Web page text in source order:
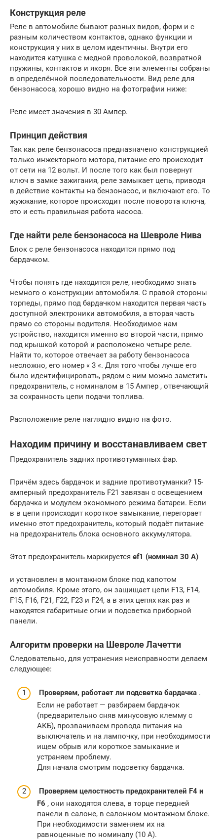
Конструкция реле
Реле в автомобиле бывают разных видов, форм и с
разным количеством контактов, однако функции и
конструкция у них в целом идентичны. Внутри его
находится катушка с медной проволокой, возвратной
пружины, контактов и якоря. Все эти элементы собраны
в определённой последовательности. Вид реле для
бензонасоса, хорошо видно на фотографии ниже:
Реле имеет значения в 30 Ампер.
Принцип действия
Так как реле бензонасоса предназначено конструкцией
только инжекторного мотора, питание его происходит
от сети на 12 вольт. И после того как был повернут
ключ в замке зажигания, реле замыкает цепь, приводя
в действие контакты на бензонасос, и включают его. То
жужжание, которое происходит после поворота ключа,
это и есть правильная работа насоса.
Где найти реле бензонасоса на Шевроле Нива
Блок с реле бензонасоса находится прямо под
бардачком.
Чтобы понять где находится реле, необходимо знать
немного о конструкции автомобиля. С правой стороны
торпеды, прямо под бардачком находится первая часть
доступной электроники автомобиля, а вторая часть
прямо со стороны водителя. Необходимое нам
устройство, находится именно во второй части, прямо
под крышкой которой и расположено четыре реле.
Найти то, которое отвечает за работу бензонасоса
несложно, его номер « 3 «. Для того чтобы лучше его
было идентифицировать, рядом с ним можно заметить
предохранитель, с номиналом в 15 Ампер , отвечающий
за сохранность цепи подачи топлива.
Расположение реле наглядно видно на фото.
Находим причину и восстанавливаем свет
Предохранитель задних противотуманных фар.
Причём здесь бардачок и задние противотуманки? 15-
амперный предохранитель F21 завязан с освещением
бардачка и модулем экономного режима батареи. Если
в в цепи происходит короткое замыкание, перегорает
именно этот предохранитель, который подаёт питание
на предохранитель блока основного аккумулятора.
Этот предохранитель маркируется ef1 (номинал 30 А)
и установлен в монтажном блоке под капотом
автомобиля. Кроме этого, он защищает цепи F13, F14,
F15, F16, F21, F22, F23 и F24, а в этих цепях как раз и
находятся габаритные огни и подсветка приборной
панели.
Алгоритм проверки на Шевроле Лачетти
Следовательно, для устранения неисправности делаем
следующее:
Проверяем, работает ли подсветка бардачка .
Если не работает — разбираем бардачок
(предварительно сняв минусовую клемму с
АКБ), прозваниваем провода питания на
выключатель и на лампочку, при необходимости
ищем обрыв или короткое замыкание и
устраняем проблему.
Для начала смотрим подсветку бардачка.
Проверяем целостность предохранителей F4 и
F6 , они находятся слева, в торце передней
панели в салоне, в салонном монтажном блоке.
При необходимости заменяем их на
равноценные по номиналу (10 А).